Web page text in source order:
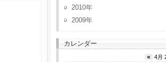
2010
2009
カレンダー
« 4月